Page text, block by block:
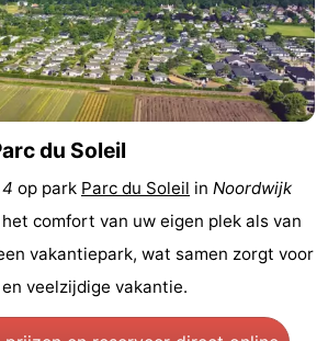
du Soleil
op park Parc du Soleil in Noordwijk
comfort van uw eigen plek als van
vakantiepark, wat samen zorgt voor
veelzijdige vakantie.